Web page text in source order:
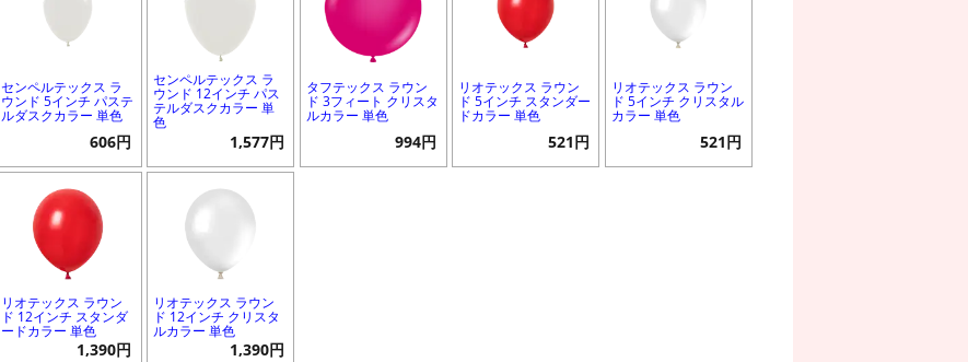
センペルテックス ラ
ウンド 5インチ パステ
ルダスクカラー 単色
606円
センペルテックス ラ
ウンド 12インチ パス
テルダスクカラー 単
色
1,577円
タフテックス ラウン
ド 3フィート クリスタ
ルカラー 単色
994円
リオテックス ラウン
ド 5インチ スタンダー
ドカラー 単色
521円
リオテックス ラウン
ド 5インチ クリスタル
カラー 単色
521円
リオテックス ラウン
ド 12インチ スタンダ
ードカラー 単色
1,390円
リオテックス ラウン
ド 12インチ クリスタ
ルカラー 単色
1,390円